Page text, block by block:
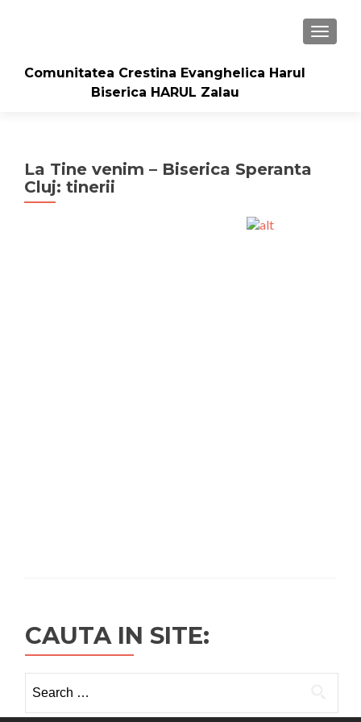
Comunitatea Crestina Evanghelica Harul
Biserica HARUL Zalau
La Tine venim – Biserica Speranta
Cluj: tinerii
CAUTA IN SITE:
for: